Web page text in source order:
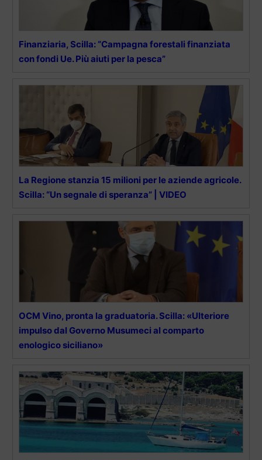
Finanziaria, Scilla: “Campagna forestali finanziata
con fondi Ue. Più aiuti per la pesca”
La Regione stanzia 15 milioni per le aziende agricole.
Scilla: “Un segnale di speranza” | VIDEO
OCM Vino, pronta la graduatoria. Scilla: «Ulteriore
impulso dal Governo Musumeci al comparto
enologico siciliano»